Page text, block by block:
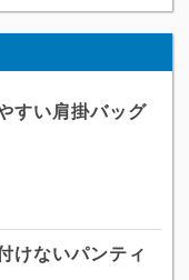
すい肩掛バッグ
けないパンティ